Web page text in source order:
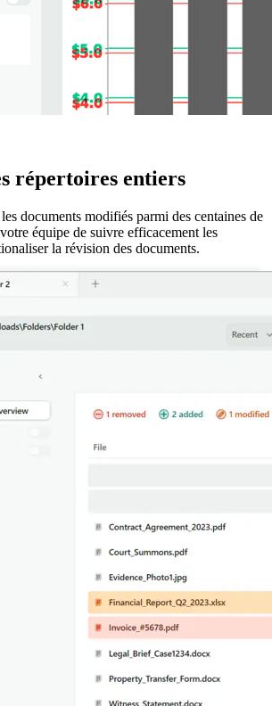
répertoires entiers
documents modifiés parmi des centaines de
équipe de suivre efficacement les
la révision des documents.